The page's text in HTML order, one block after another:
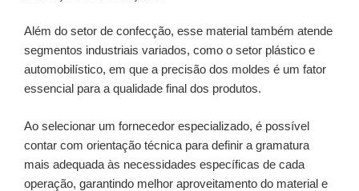
Além do setor de confecção, esse material também atende
segmentos industriais variados, como o setor plástico e
automobilístico, em que a precisão dos moldes é um fator
essencial para a qualidade final dos produtos.
Ao selecionar um fornecedor especializado, é possível
contar com orientação técnica para definir a gramatura
mais adequada às necessidades específicas de cada
operação, garantindo melhor aproveitamento do material e